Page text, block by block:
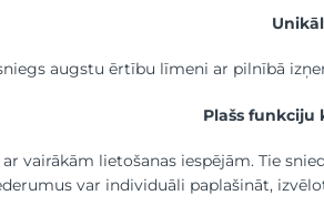
augstu ērtību līmeni ar pilnībā
Plašs funkciju
vairākām lietošanas iespējām. Tie
var individuāli paplašināt,